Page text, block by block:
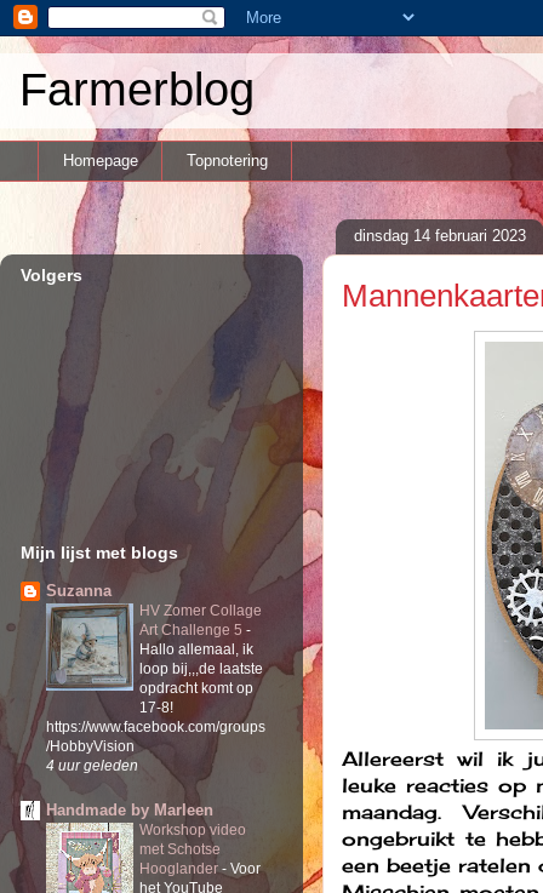
Farmerblog
Homepage Topnotering
dinsdag 14 februari 2023
Allereerst wil ik
leuke reacties op
maandag.
ongebruikt te
een beetje ratelen
Volgers
Mijn lijst met blogs
Suzanna
HV Zomer Collage
Art Challenge 5 -
Hallo allemaal, ik
loop bij,,,de laatste
opdracht komt op
17-8!
https://www.facebook.com/groups
/HobbyVision
4 uur geleden
Handmade by Marleen
Workshop video
met Schotse
Hooglander- Voor
het YouTube